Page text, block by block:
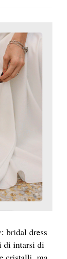
: bridal dress
di intarsi di